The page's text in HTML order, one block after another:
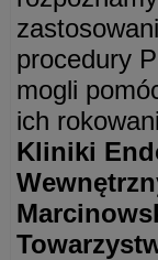
procedury
mogli
ich
Kliniki